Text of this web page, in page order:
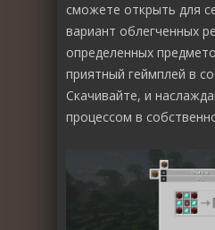
сможете открыть для
вариант облегченных
определенных
приятный геймплей в
Скачивайте, и
процессом в